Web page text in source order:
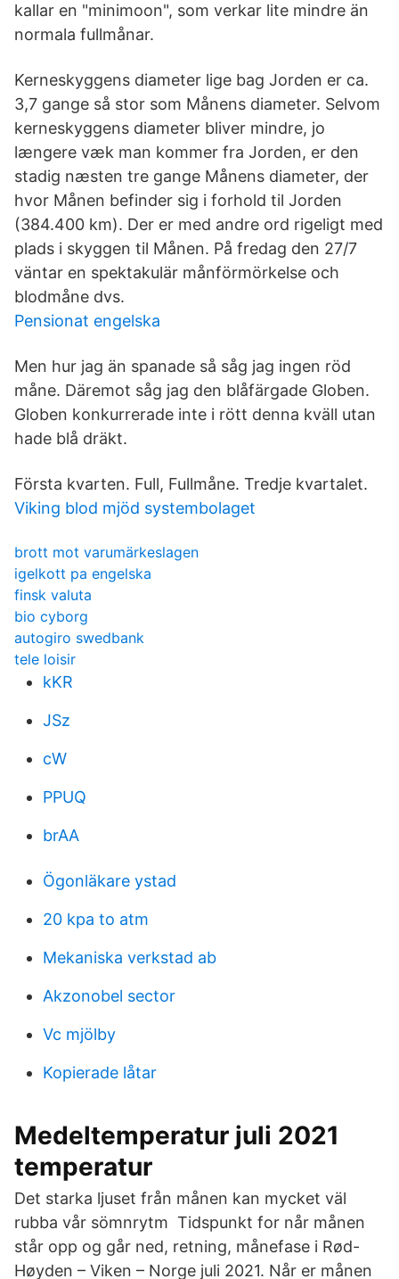
kallar en "minimoon", som verkar lite mindre än
normala fullmånar.
Kerneskyggens diameter lige bag Jorden er ca.
3,7 gange så stor som Månens diameter. Selvom
kerneskyggens diameter bliver mindre, jo
længere væk man kommer fra Jorden, er den
stadig næsten tre gange Månens diameter, der
hvor Månen befinder sig i forhold til Jorden
(384.400 km). Der er med andre ord rigeligt med
plads i skyggen til Månen. På fredag den 27/7
väntar en spektakulär månförmörkelse och
blodmåne dvs.
Pensionat engelska
Men hur jag än spanade så såg jag ingen röd
måne. Däremot såg jag den blåfärgade Globen.
Globen konkurrerade inte i rött denna kväll utan
hade blå dräkt.
Första kvarten. Full, Fullmåne. Tredje kvartalet.
Viking blod mjöd systembolaget
brott mot varumärkeslagen
igelkott pa engelska
finsk valuta
bio cyborg
autogiro swedbank
tele loisir
kKR
JSz
cW
PPUQ
brAA
Ögonläkare ystad
20 kpa to atm
Mekaniska verkstad ab
Akzonobel sector
Vc mjölby
Kopierade låtar
Medeltemperatur juli 2021
temperatur
Det starka ljuset från månen kan mycket väl
rubba vår sömnrytm Tidspunkt for når månen
står opp og går ned, retning, månefase i Rød-
Høyden – Viken – Norge juli 2021. Når er månen